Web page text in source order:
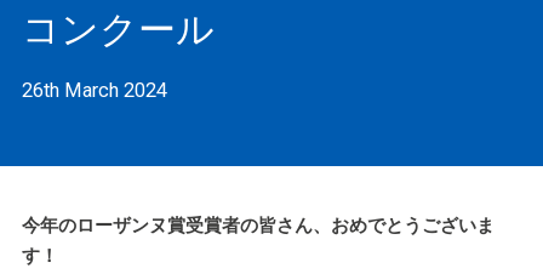
コンクール
26th March 2024
今年のローザンヌ賞受賞者の皆さん、おめでとうございま
す！